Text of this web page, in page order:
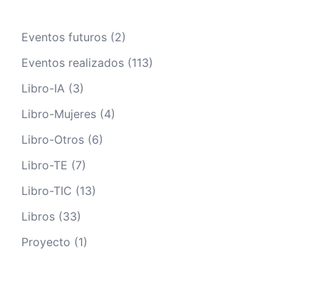
Eventos futuros (2)
Eventos realizados (113)
Libro-IA (3)
Libro-Mujeres (4)
Libro-Otros (6)
Libro-TE (7)
Libro-TIC (13)
Libros (33)
Proyecto (1)